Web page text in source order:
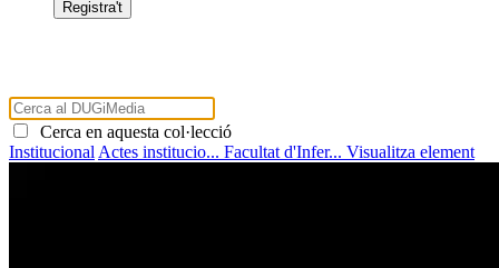
Cerca en aquesta col·lecció
Institucional Actes institucio... Facultat d'Infer... Visualitza element